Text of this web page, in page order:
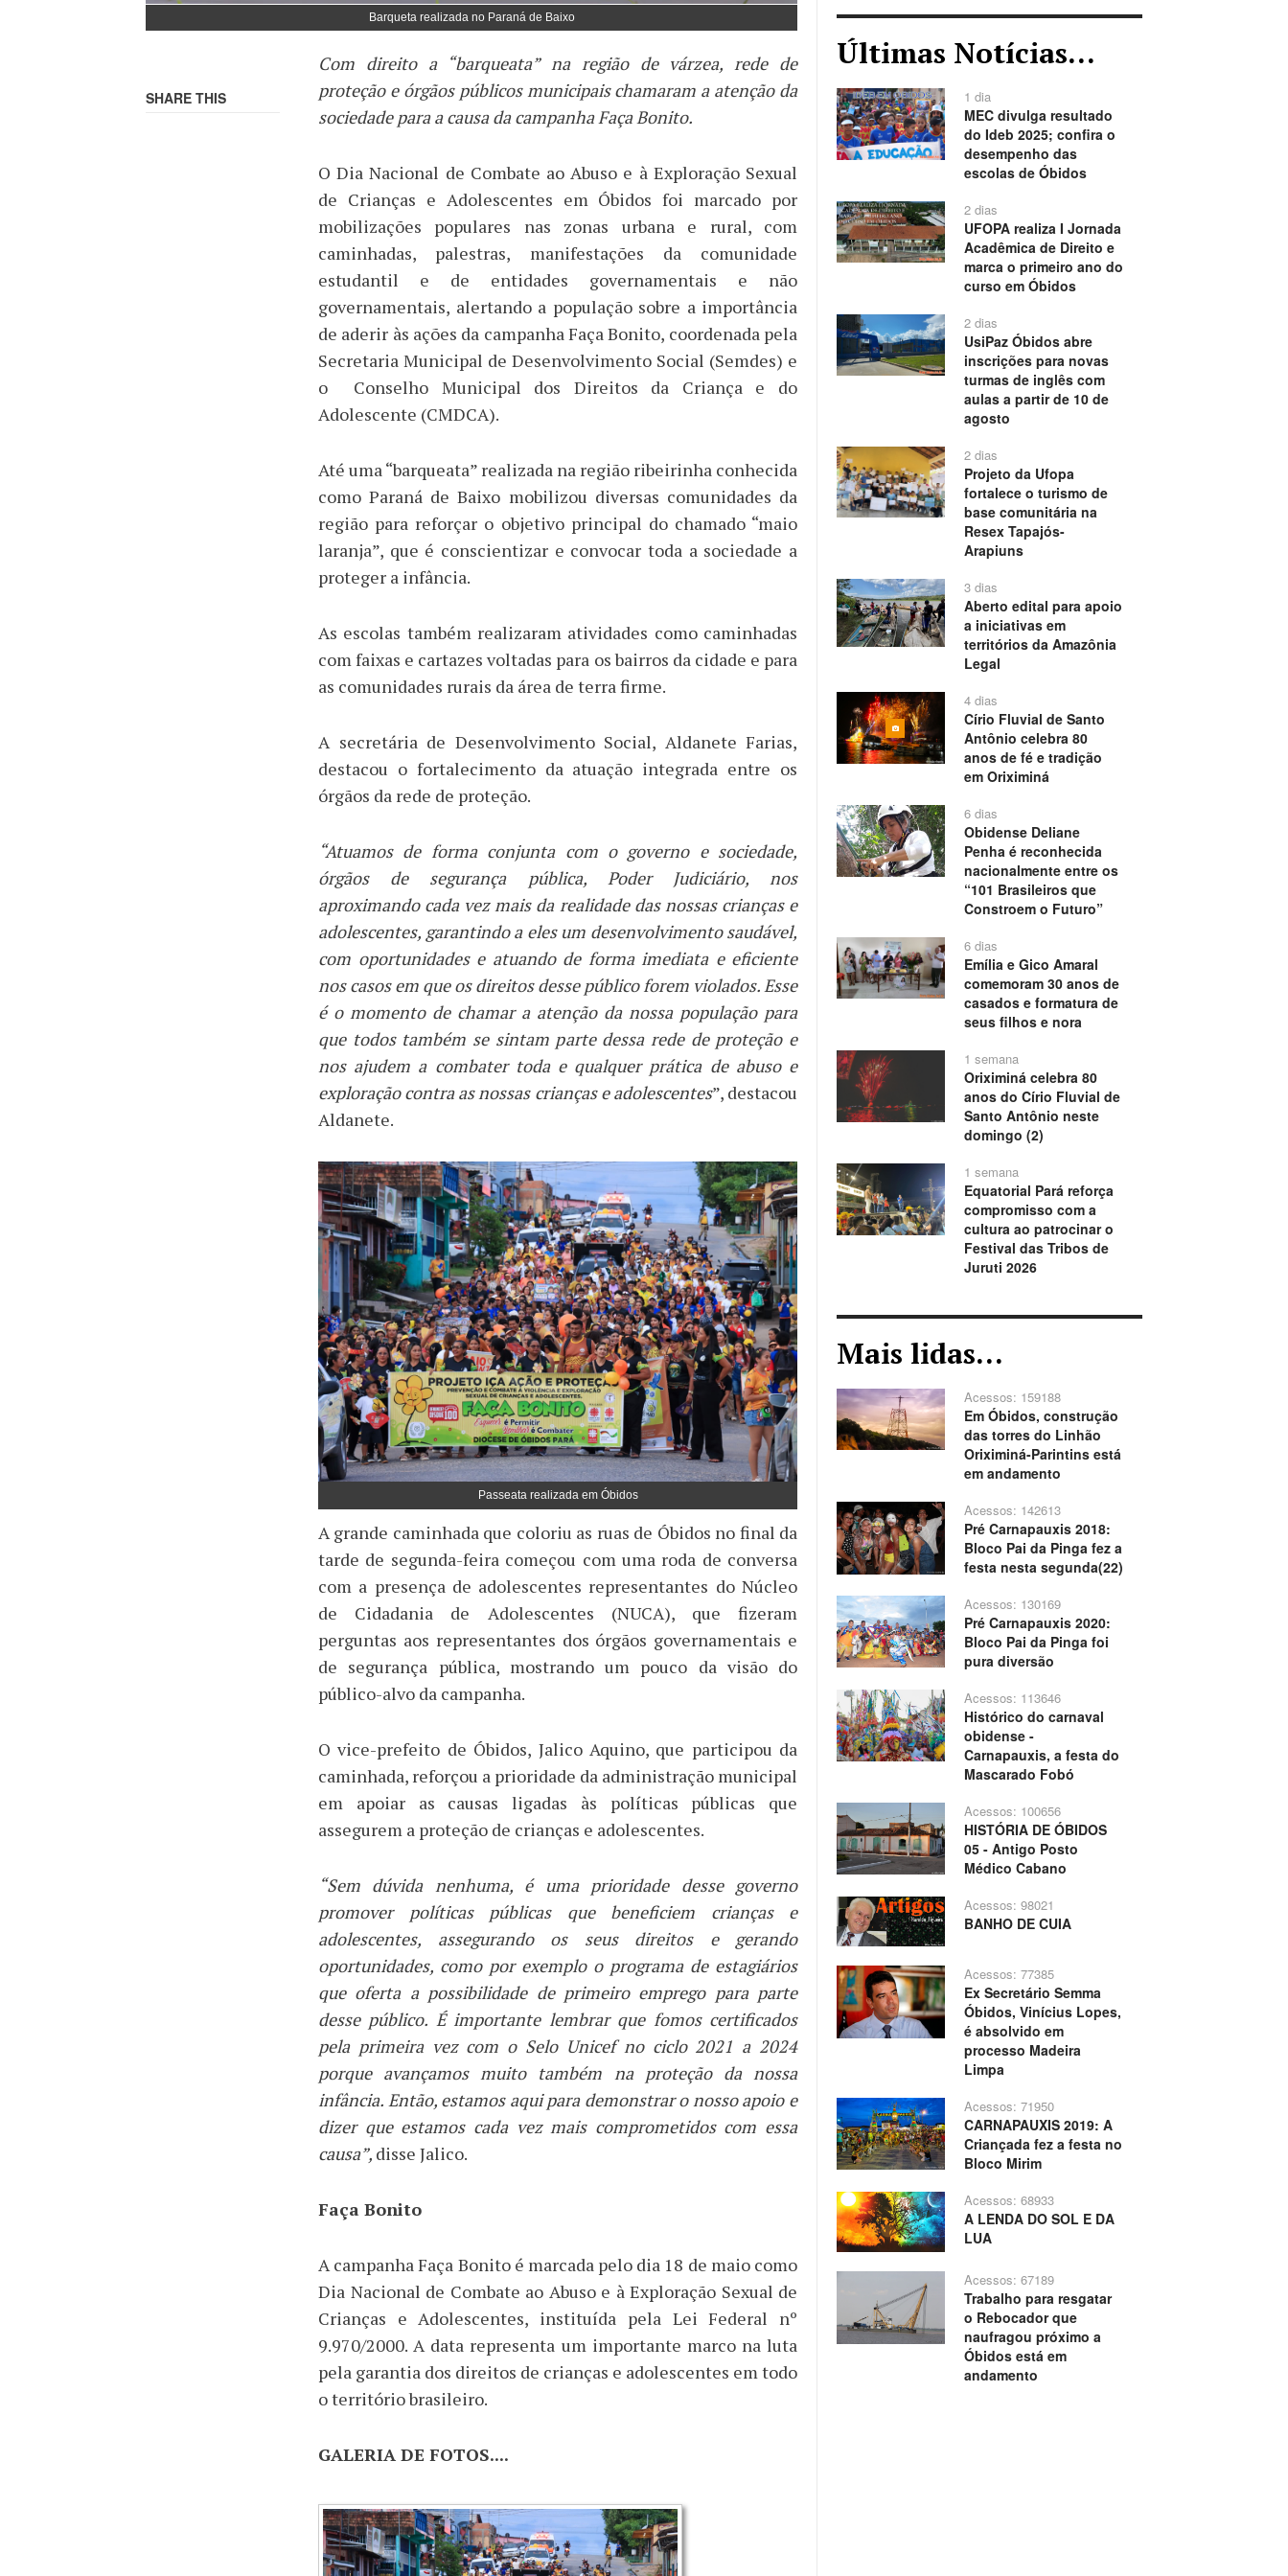
Barqueta realizada no Paraná de Baixo
SHARE THIS
Com direito a “barqueata” na região de várzea, rede de
proteção e órgãos públicos municipais chamaram a atenção da
sociedade para a causa da campanha Faça Bonito.
O Dia Nacional de Combate ao Abuso e à Exploração Sexual
de Crianças e Adolescentes em Óbidos foi marcado por
mobilizações populares nas zonas urbana e rural, com
caminhadas, palestras, manifestações da comunidade
estudantil e de entidades governamentais e não
governamentais, alertando a população sobre a importância
de aderir às ações da campanha Faça Bonito, coordenada pela
Secretaria Municipal de Desenvolvimento Social (Semdes) e
o Conselho Municipal dos Direitos da Criança e do
Adolescente (CMDCA).
Até uma “barqueata” realizada na região ribeirinha conhecida
como Paraná de Baixo mobilizou diversas comunidades da
região para reforçar o objetivo principal do chamado “maio
laranja”, que é conscientizar e convocar toda a sociedade a
proteger a infância.
As escolas também realizaram atividades como caminhadas
com faixas e cartazes voltadas para os bairros da cidade e para
as comunidades rurais da área de terra firme.
A secretária de Desenvolvimento Social, Aldanete Farias,
destacou o fortalecimento da atuação integrada entre os
órgãos da rede de proteção.
“Atuamos de forma conjunta com o governo e sociedade,
órgãos de segurança pública, Poder Judiciário, nos
aproximando cada vez mais da realidade das nossas crianças e
adolescentes, garantindo a eles um desenvolvimento saudável,
com oportunidades e atuando de forma imediata e eficiente
nos casos em que os direitos desse público forem violados. Esse
é o momento de chamar a atenção da nossa população para
que todos também se sintam parte dessa rede de proteção e
nos ajudem a combater toda e qualquer prática de abuso e
exploração contra as nossas crianças e adolescentes”, destacou
Aldanete.
Passeata realizada em Óbidos
A grande caminhada que coloriu as ruas de Óbidos no final da
tarde de segunda-feira começou com uma roda de conversa
com a presença de adolescentes representantes do Núcleo
de Cidadania de Adolescentes (NUCA), que fizeram
perguntas aos representantes dos órgãos governamentais e
de segurança pública, mostrando um pouco da visão do
público-alvo da campanha.
O vice-prefeito de Óbidos, Jalico Aquino, que participou da
caminhada, reforçou a prioridade da administração municipal
em apoiar as causas ligadas às políticas públicas que
assegurem a proteção de crianças e adolescentes.
“Sem dúvida nenhuma, é uma prioridade desse governo
promover políticas públicas que beneficiem crianças e
adolescentes, assegurando os seus direitos e gerando
oportunidades, como por exemplo o programa de estagiários
que oferta a possibilidade de primeiro emprego para parte
desse público. É importante lembrar que fomos certificados
pela primeira vez com o Selo Unicef no ciclo 2021 a 2024
porque avançamos muito também na proteção da nossa
infância. Então, estamos aqui para demonstrar o nosso apoio e
dizer que estamos cada vez mais comprometidos com essa
causa”, disse Jalico.
Faça Bonito
A campanha Faça Bonito é marcada pelo dia 18 de maio como
Dia Nacional de Combate ao Abuso e à Exploração Sexual de
Crianças e Adolescentes, instituída pela Lei Federal nº
9.970/2000. A data representa um importante marco na luta
pela garantia dos direitos de crianças e adolescentes em todo
o território brasileiro.
GALERIA DE FOTOS....
Últimas Notícias...
1 dia
MEC divulga resultado
do Ideb 2025; confira o
desempenho das
escolas de Óbidos
2 dias
UFOPA realiza I Jornada
Acadêmica de Direito e
marca o primeiro ano do
curso em Óbidos
2 dias
UsiPaz Óbidos abre
inscrições para novas
turmas de inglês com
aulas a partir de 10 de
agosto
2 dias
Projeto da Ufopa
fortalece o turismo de
base comunitária na
Resex Tapajós-
Arapiuns
3 dias
Aberto edital para apoio
a iniciativas em
territórios da Amazônia
Legal
4 dias
Círio Fluvial de Santo
Antônio celebra 80
anos de fé e tradição
em Oriximiná
6 dias
Obidense Deliane
Penha é reconhecida
nacionalmente entre os
“101 Brasileiros que
Constroem o Futuro”
6 dias
Emília e Gico Amaral
comemoram 30 anos de
casados e formatura de
seus filhos e nora
1 semana
Oriximiná celebra 80
anos do Círio Fluvial de
Santo Antônio neste
domingo (2)
1 semana
Equatorial Pará reforça
compromisso com a
cultura ao patrocinar o
Festival das Tribos de
Juruti 2026
Mais lidas...
Acessos: 159188
Em Óbidos, construção
das torres do Linhão
Oriximiná-Parintins está
em andamento
Acessos: 142613
Pré Carnapauxis 2018:
Bloco Pai da Pinga fez a
festa nesta segunda(22)
Acessos: 130169
Pré Carnapauxis 2020:
Bloco Pai da Pinga foi
pura diversão
Acessos: 113646
Histórico do carnaval
obidense -
Carnapauxis, a festa do
Mascarado Fobó
Acessos: 100656
HISTÓRIA DE ÓBIDOS
05 - Antigo Posto
Médico Cabano
Acessos: 98021
BANHO DE CUIA
Acessos: 77385
Ex Secretário Semma
Óbidos, Vinícius Lopes,
é absolvido em
processo Madeira
Limpa
Acessos: 71950
CARNAPAUXIS 2019: A
Criançada fez a festa no
Bloco Mirim
Acessos: 68933
A LENDA DO SOL E DA
LUA
Acessos: 67189
Trabalho para resgatar
o Rebocador que
naufragou próximo a
Óbidos está em
andamento